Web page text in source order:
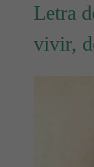
Letra
vivir,